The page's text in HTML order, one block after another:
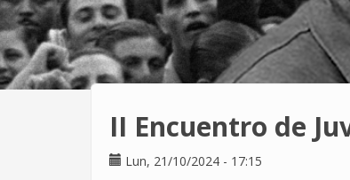
II Encuentro de
Lun, 21/10/2024 - 17:15